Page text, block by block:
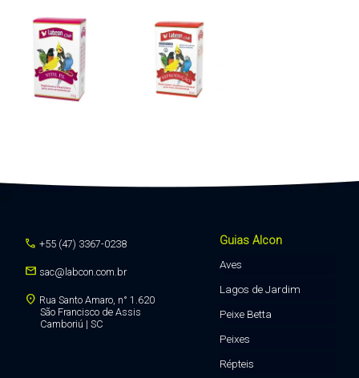
call +55 (47) 3367-0238
mail sac@labcon.com.br
location_on Rua Santo Amaro, n° 1.620
São Francisco de Assis
Camboriú | SC
Guias Alcon
Aves
Lagos de Jardim
Peixe Betta
Peixes
Répteis